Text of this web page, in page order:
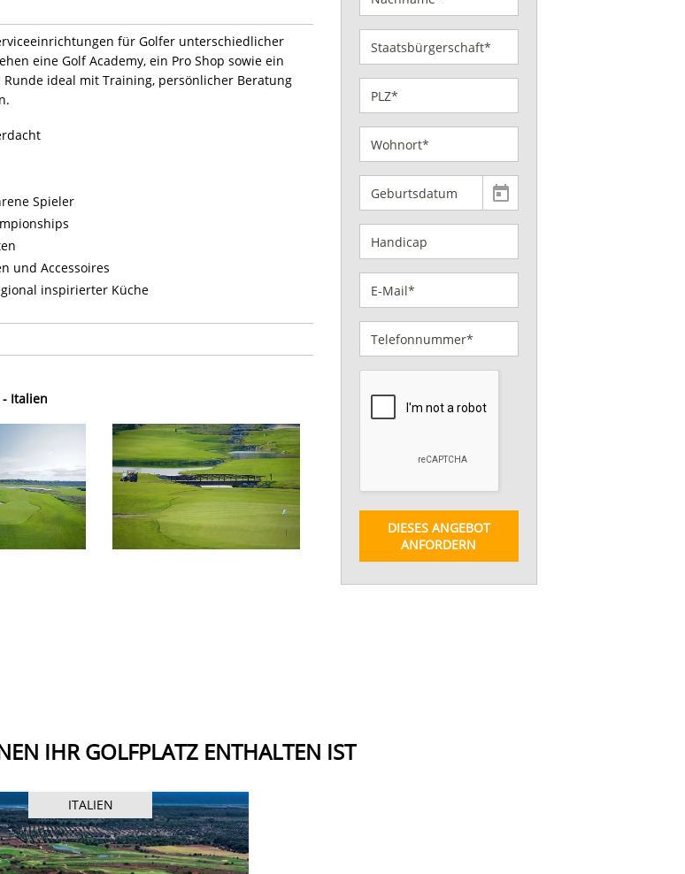
für Golfer unterschiedlicher
eine Golf Academy, ein Pro Shop sowie ein
ideal mit Training, persönlicher Beratung
Spieler
und Accessoires
inspirierter Küche
Italien
DIESES ANGEBOT
ANFORDERN
IHR GOLFPLATZ ENTHALTEN IST
ITALIEN